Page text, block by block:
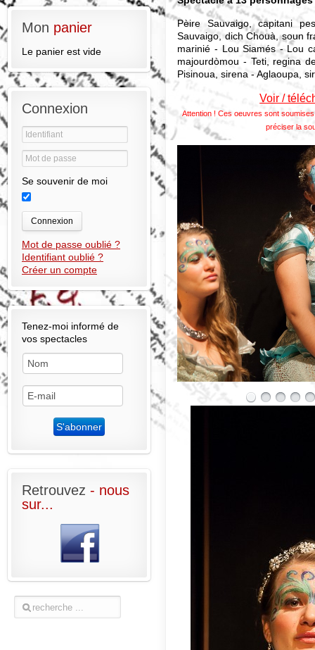
Pèire Sauvaigo, capitani
Sauvaigo, dich Chouà, soun
marinié - Lou Siamés - Lou
majourdòmou - Teti, regina
Pisinoua, sirena - Aglaoupa,
Voir /
Attention ! Ces oeuvres sont
préciser la
Mon panier
Le panier est vide
Connexion
Se souvenir de moi
Connexion
Mot de passe oublié ?
Identifiant oublié ?
Créer un compte
Tenez-moi informé de
vos spectacles
Retrouvez - nous
sur...